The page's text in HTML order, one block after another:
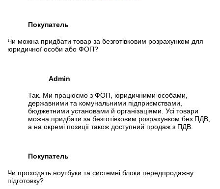
Покупатель
Чи можна придбати товар за безготівковим розрахунком для
юридичної особи або ФОП?
Admin
Так. Ми працюємо з ФОП, юридичними особами,
державними та комунальними підприємствами,
бюджетними установами й організаціями. Усі товари
можна придбати за безготівковим розрахунком без ПДВ,
а на окремі позиції також доступний продаж з ПДВ.
Покупатель
Чи проходять ноутбуки та системні блоки передпродажну
підготовку?